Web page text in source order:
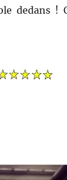
dedans !